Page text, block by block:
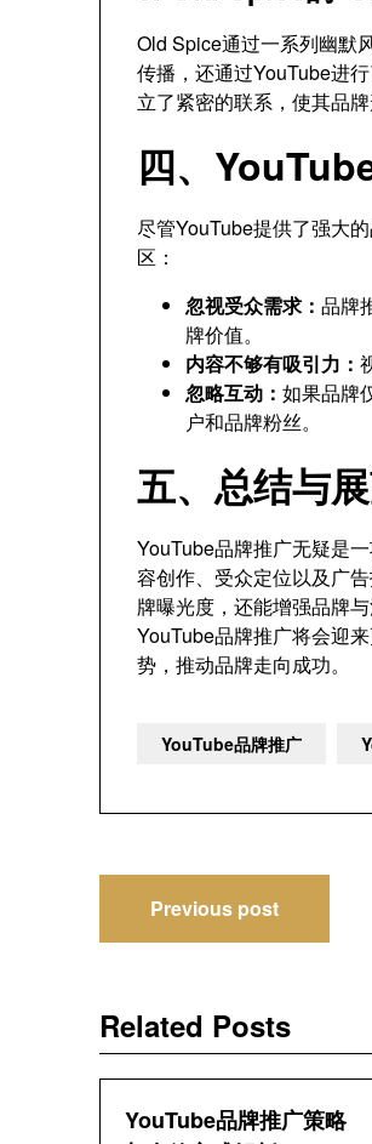
Old Spice通过一系列幽默
传播，还通过YouTube进
立了紧密的联系，使其品牌
四、
尽管YouTube提供了强大
区：
忽视受众需求： 品牌
牌价值。
内容不够有吸引力：
忽略互动： 如果品牌
户和品牌粉丝。
五、总结与
YouTube品牌推广无疑是
容创作、受众定位以及广
牌曝光度，还能增强品牌
YouTube品牌推广将会迎
势，推动品牌走向成功。
YouTube品牌推广
章
导
航
Previous post
Related Posts
YouTube品牌推广策略